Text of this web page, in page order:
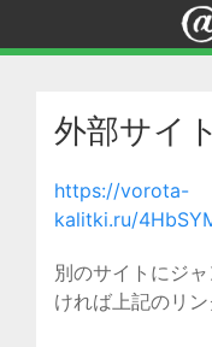
外部サイ
https://vorota-
kalitki.ru/
別のサイトにジ
ければ上記のリ